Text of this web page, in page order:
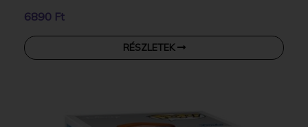
6890 Ft
RÉSZLETEK